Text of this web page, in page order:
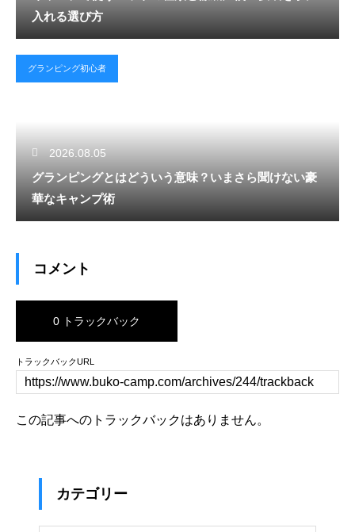
入れる選び方
グランピング初心者
2026.08.05
グランピングとはどういう意味？いまさら聞けない豪
華なキャンプ術
コメント
0 トラックバック
トラックバックURL
この記事へのトラックバックはありません。
カテゴリー